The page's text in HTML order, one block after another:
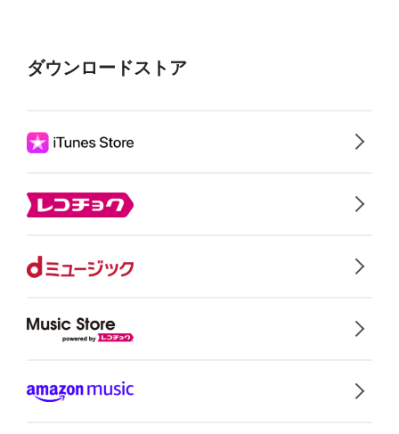
ダウンロードストア